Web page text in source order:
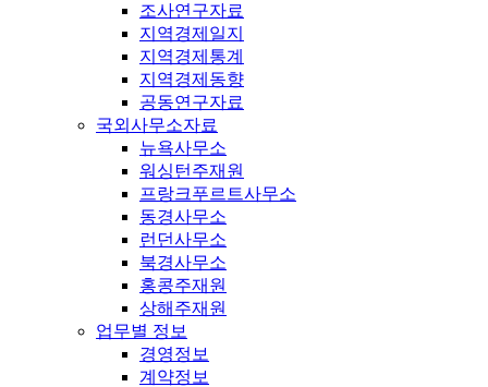
조사연구자료
지역경제일지
지역경제통계
지역경제동향
공동연구자료
국외사무소자료
뉴욕사무소
워싱턴주재원
프랑크푸르트사무소
동경사무소
런던사무소
북경사무소
홍콩주재원
상해주재원
업무별 정보
경영정보
계약정보